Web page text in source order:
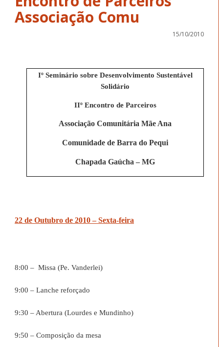
Associação Comu
15/10/2010
Iº Seminário sobre Desenvolvimento Sustentável
Solidário
IIº Encontro de Parceiros
Associação Comunitária Mãe Ana
Comunidade de Barra do Pequi
Chapada Gaúcha – MG
22 de Outubro de 2010 – Sexta-feira
8:00 – Missa (Pe. Vanderlei)
9:00 – Lanche reforçado
9:30 – Abertura (Lourdes e Mundinho)
9:50 – Composição da mesa